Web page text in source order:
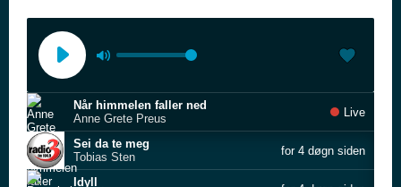
Når himmelen faller ned
Anne Grete Preus
Live
Sei da te meg
Tobias Sten
for 4 døgn siden
Idyll